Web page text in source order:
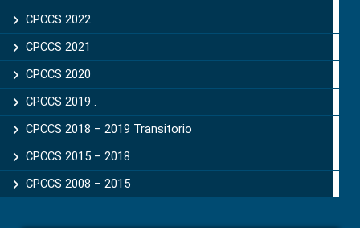
CPCCS 2022
CPCCS 2021
CPCCS 2020
CPCCS 2019 .
CPCCS 2018 – 2019 Transitorio
CPCCS 2015 – 2018
CPCCS 2008 – 2015